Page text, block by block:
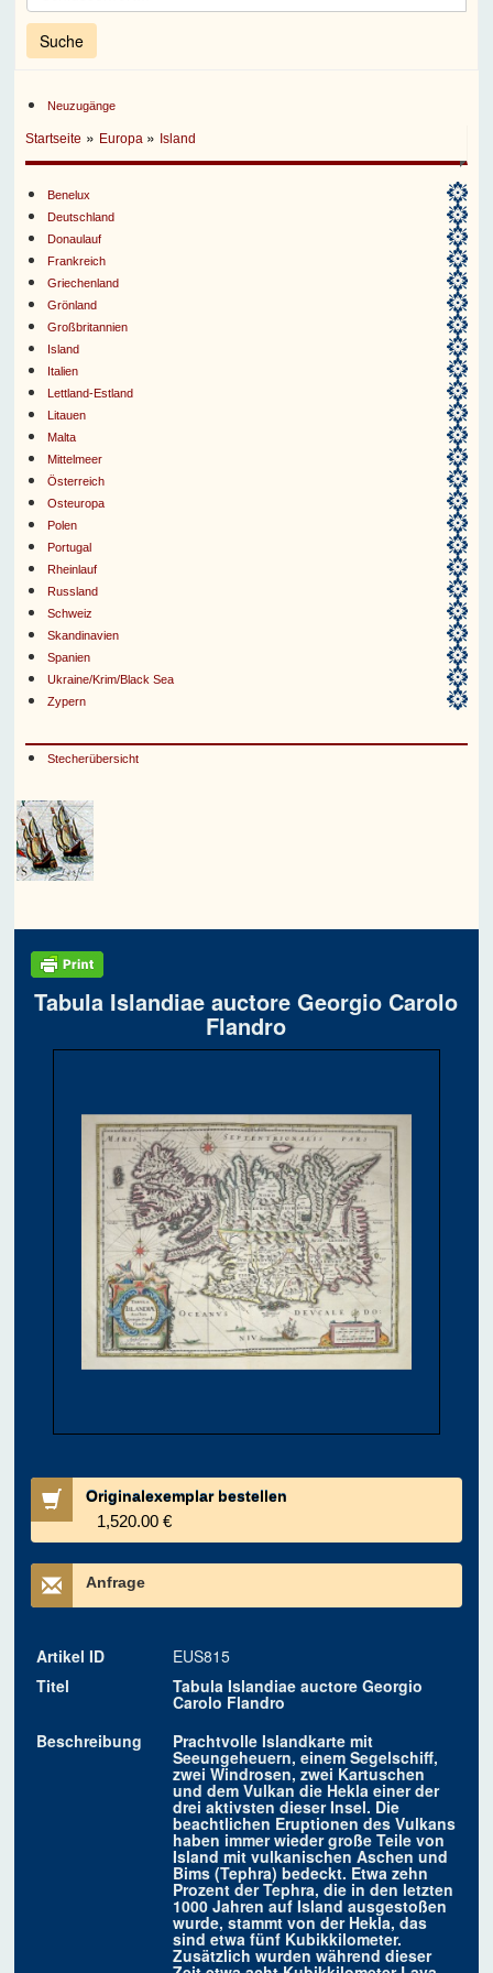
Neuzugänge
Startseite » Europa » Island
Benelux
Deutschland
Donaulauf
Frankreich
Griechenland
Grönland
Großbritannien
Island
Italien
Lettland-Estland
Litauen
Malta
Mittelmeer
Österreich
Osteuropa
Polen
Portugal
Rheinlauf
Russland
Schweiz
Skandinavien
Spanien
Ukraine/Krim/Black Sea
Zypern
Stecherübersicht
Tabula Islandiae auctore Georgio Carolo
Flandro
Originalexemplar bestellen
1,520.00 €
Anfrage
Artikel ID
EUS815
Titel
Tabula Islandiae auctore Georgio
Carolo Flandro
Beschreibung
Prachtvolle Islandkarte mit
Seeungeheuern, einem Segelschiff,
zwei Windrosen, zwei Kartuschen
und dem Vulkan die Hekla einer der
drei aktivsten dieser Insel. Die
beachtlichen Eruptionen des Vulkans
haben immer wieder große Teile von
Island mit vulkanischen Aschen und
Bims (Tephra) bedeckt. Etwa zehn
Prozent der Tephra, die in den letzten
1000 Jahren auf Island ausgestoßen
wurde, stammt von der Hekla, das
sind etwa fünf Kubikkilometer.
Zusätzlich wurden während dieser